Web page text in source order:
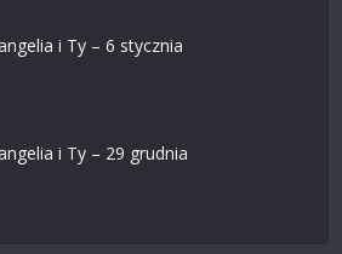
i Ty – 6 stycznia
i Ty – 29 grudnia